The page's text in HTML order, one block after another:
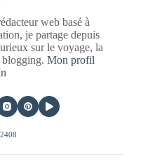
web basé à
je partage depuis
sur le voyage, la
blogging. Mon profil